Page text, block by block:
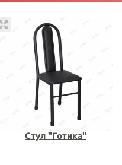
Стул "Готика"